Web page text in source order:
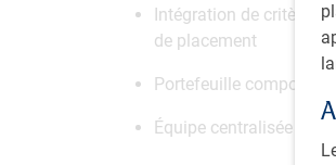
Intégration de critères
de placement
Portefeuille composé
Équipe centralisée